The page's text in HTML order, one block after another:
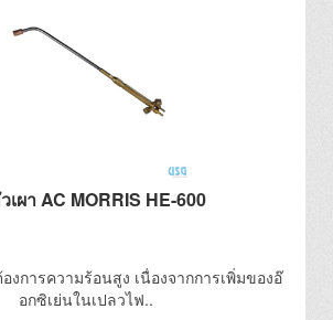
เผา AC MORRIS HE-600
งการความร้อนสูง เนื่องจากการเพิ่มของอ๊
อกซิเย่นในเปลวไฟ..